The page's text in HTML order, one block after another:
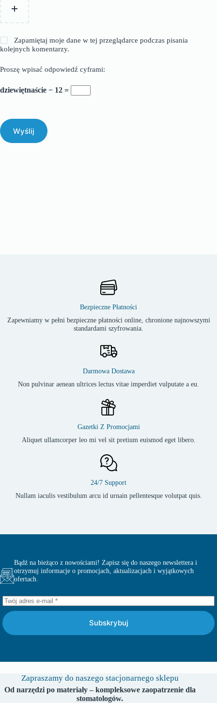
Zapamiętaj moje dane w tej przeglądarce podczas pisania
kolejnych komentarzy.
Proszę wpisać odpowiedź cyframi:
dziewiętnaście − 12 =
Wyślij
Bezpieczne Płatności
Zapewniamy w pełni bezpieczne płatności online, chronione najnowszymi
standardami szyfrowania.
Darmowa Dostawa
Non pulvinar aenean ultrices lectus vitae imperdiet vulputate a eu.
Gazetki Z Promocjami
Aliquet ullamcorper leo mi vel sit pretium euismod eget libero.
24/7 Support
Nullam iaculis vestibulum arcu id urnain pellentesque volutpat quis.
Bądź na bieżąco z nowościami! Zapisz się do naszego newslettera i
otrzymuj informacje o promocjach, aktualizacjach i wyjątkowych
ofertach.
Subskrybuj
Zapraszamy do naszego stacjonarnego sklepu
Od narzędzi po materiały – kompleksowe zaopatrzenie dla
stomatologów.